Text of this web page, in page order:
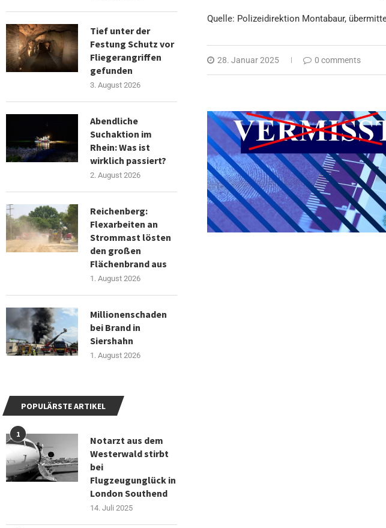
Quelle: Polizeidirektion Montabaur,
28. Januar 2025 0 comments
Tief unter der
Festung Schutz vor
Fliegerangriffen
gefunden
3. August 2026
Abendliche
Suchaktion im
Rhein: Was ist
wirklich passiert?
2. August 2026
Reichenberg:
Flexarbeiten an
Strommast lösten
den großen
Flächenbrand aus
1. August 2026
Millionenschaden
bei Brand in
Siershahn
1. August 2026
POPULÄRSTE ARTIKEL
1
Notarzt aus dem
Westerwald stirbt
bei
Flugzeugunglück in
London Southend
14. Juli 2025